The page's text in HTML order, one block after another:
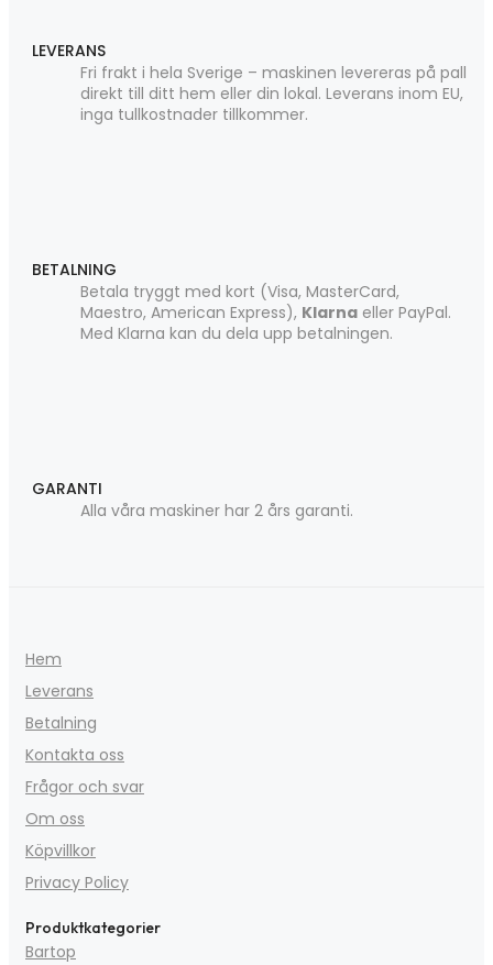
LEVERANS
Fri frakt i hela Sverige – maskinen levereras på pall
direkt till ditt hem eller din lokal. Leverans inom EU,
inga tullkostnader tillkommer.
BETALNING
Betala tryggt med kort (Visa, MasterCard,
Maestro, American Express), Klarna eller PayPal.
Med Klarna kan du dela upp betalningen.
GARANTI
Alla våra maskiner har 2 års garanti.
Hem
Leverans
Betalning
Kontakta oss
Frågor och svar
Om oss
Köpvillkor
Privacy Policy
Produktkategorier
Bartop